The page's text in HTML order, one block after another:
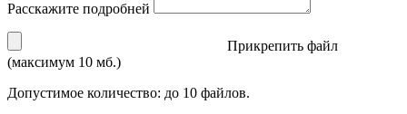
Расскажите подробней
Прикрепить файл
(максимум 10 мб.)
Допустимое количество: до 10 файлов.